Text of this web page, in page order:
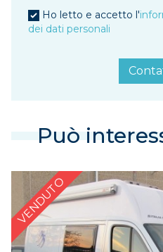
Ho letto e accetto l'
dei dati personali
Può
VENDUTO